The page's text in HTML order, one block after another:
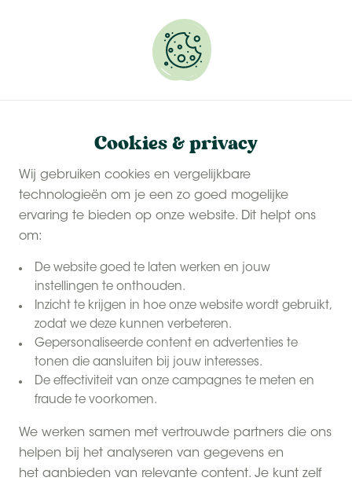
Cookies & privacy
Wij gebruiken cookies en vergelijkbare
technologieën om je een zo goed mogelijke
ervaring te bieden op onze website. Dit helpt ons
om:
De website goed te laten werken en jouw
instellingen te onthouden.
Inzicht te krijgen in hoe onze website wordt gebruikt,
zodat we deze kunnen verbeteren.
Gepersonaliseerde content en advertenties te
tonen die aansluiten bij jouw interesses.
De effectiviteit van onze campagnes te meten en
fraude te voorkomen.
We werken samen met vertrouwde partners die ons
helpen bij het analyseren van gegevens en
het aanbieden van relevante content. Je kunt zelf
Reserveer snel jouw plekje.